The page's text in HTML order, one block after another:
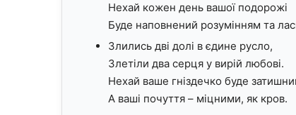
Нехай кожен день вашої подорожі
Буде наповнений розумінням та
Злились дві долі в єдине русло,
Злетіли два серця у вирій любові.
Нехай ваше гніздечко буде
А ваші почуття – міцними, як кров.